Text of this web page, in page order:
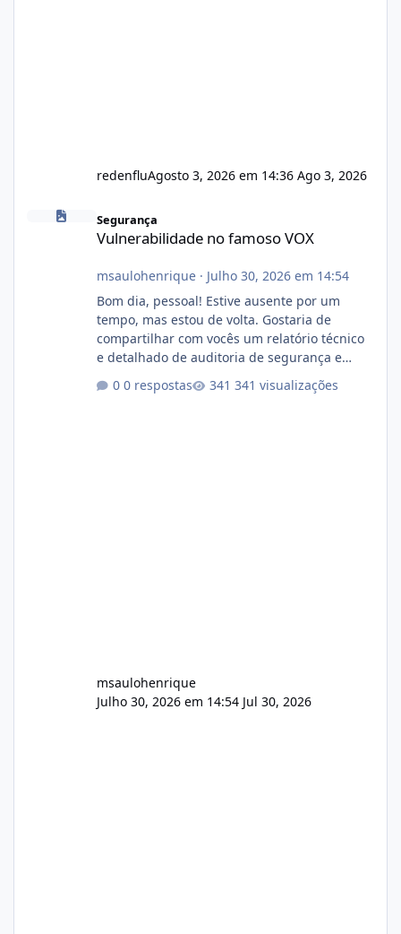
redenfluAgosto 3, 2026 em 14:36 Ago 3, 2026
Segurança
Vulnerabilidade no famoso VOX
msaulohenrique· Julho 30, 2026 em 14:54
Bom dia, pessoal! Estive ausente por um
tempo, mas estou de volta. Gostaria de
compartilhar com vocês um relatório técnico
e detalhado de auditoria de segurança e
atualmente em circulação e comercialização
0 respostas 341 visualizações
msaulohenrique
Julho 30, 2026 em 14:54 Jul 30, 2026